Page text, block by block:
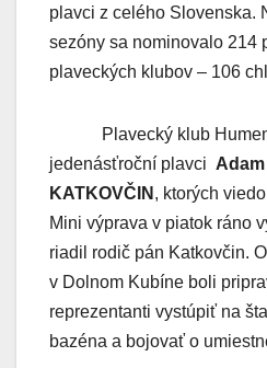
plavci z celého Slovenska.
sezóny sa nominovalo 214
plaveckých klubov – 106
Plavecký klub
jedenásťroční plavci
KATKOVČIN , ktorých
Mini výprava v piatok ráno
riadil rodič pán Katkovčin.
v Dolnom Kubíne boli
reprezentanti vystúpiť na
bazéna a bojovať o